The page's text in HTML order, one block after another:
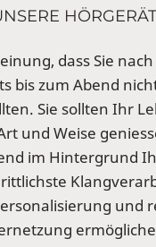
dass Sie
bis zum Abend
Sie sollten Ihr
und Weise
im Hintergrund
und